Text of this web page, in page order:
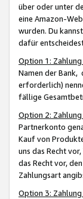
über oder unter
eine Amazon-
wurden. Du
dafür
Option 1:
Namen der Bank,
erforderlich)
fällige
Option 2:
Partnerkonto
Kauf von
uns das Recht
das Recht vor,
Zahlungsart
Option 3: Zahlung